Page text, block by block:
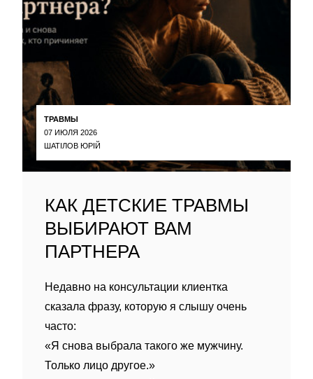
ТРАВМЫ
07 ИЮЛЯ 2026
ШАТІЛОВ ЮРІЙ
КАК ДЕТСКИЕ ТРАВМЫ
ВЫБИРАЮТ ВАМ
ПАРТНЕРА
Недавно на консультации клиентка
сказала фразу, которую я слышу очень
часто:
«Я снова выбрала такого же мужчину.
Только лицо другое.»